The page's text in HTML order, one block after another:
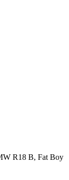
R18 B, Fat Boy